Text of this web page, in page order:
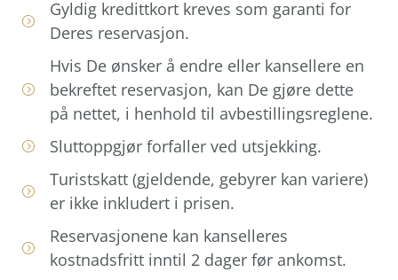
Gyldig kredittkort kreves som garanti for
Deres reservasjon.
Hvis De ønsker å endre eller kansellere en
bekreftet reservasjon, kan De gjøre dette
på nettet, i henhold til avbestillingsreglene.
Sluttoppgjør forfaller ved utsjekking.
Turistskatt (gjeldende, gebyrer kan variere)
er ikke inkludert i prisen.
Reservasjonene kan kanselleres
kostnadsfritt inntil 2 dager før ankomst.